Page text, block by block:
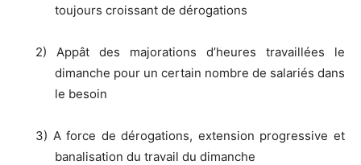
toujours croissant de dérogations
2) Appât des majorations d’heures travaillées le
dimanche pour un certain nombre de salariés dans
le besoin
3) A force de dérogations, extension progressive et
banalisation du travail du dimanche